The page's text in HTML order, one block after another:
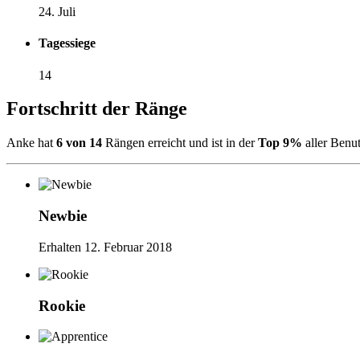
24. Juli
Tagessiege
14
Fortschritt der Ränge
Anke hat 6 von 14 Rängen erreicht und ist in derTop 9% aller
Newbie
Erhalten 12. Februar 2018
Rookie